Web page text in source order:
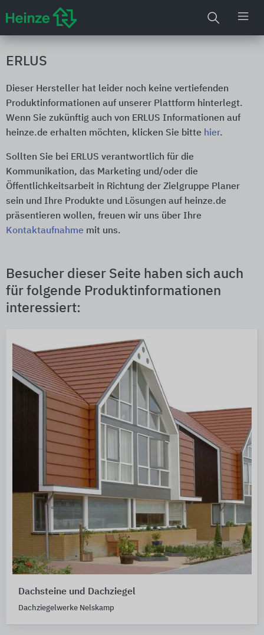
ERLUS
Dieser Hersteller hat leider noch keine vertiefenden
Produktinformationen auf unserer Plattform hinterlegt.
Wenn Sie zukünftig auch von ERLUS Informationen auf
heinze.de erhalten möchten, klicken Sie bitte hier.
Sollten Sie bei ERLUS verantwortlich für die
Kommunikation, das Marketing und/oder die
Öffentlichkeitsarbeit in Richtung der Zielgruppe Planer
sein und Ihre Produkte und Lösungen auf heinze.de
präsentieren wollen, freuen wir uns über Ihre
Kontaktaufnahme mit uns.
Besucher dieser Seite haben sich auch
für folgende Produktinformationen
interessiert:
Dachsteine und Dachziegel
Dachziegelwerke Nelskamp